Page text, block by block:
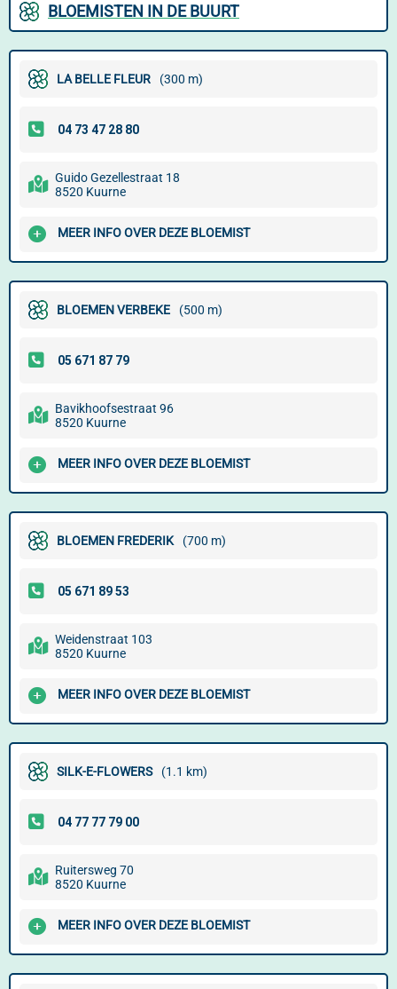
BLOEMISTEN IN DE BUURT
LA BELLE FLEUR (300 m)
Guido Gezellestraat 18
8520 Kuurne
MEER INFO OVER DEZE BLOEMIST
BLOEMEN VERBEKE (500 m)
Bavikhoofsestraat 96
8520 Kuurne
MEER INFO OVER DEZE BLOEMIST
BLOEMEN FREDERIK (700 m)
Weidenstraat 103
8520 Kuurne
MEER INFO OVER DEZE BLOEMIST
SILK-E-FLOWERS (1.1 km)
Ruitersweg 70
8520 Kuurne
MEER INFO OVER DEZE BLOEMIST